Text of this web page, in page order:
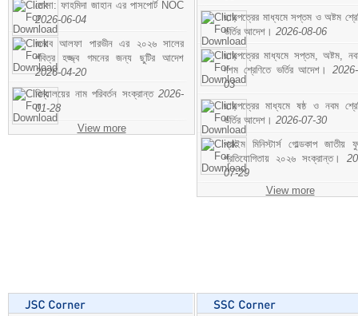
মোসা: ফাহমিদা জাহান এর পাসপোর্ট NOC
2026-06-04
জনাব আলফা পারভীন এর ২০২৬ সালের
পবিত্র হজ্জ্ব গমনের জন্য ছুটির আদেশ
2026-04-20
বিদ্যালয়ের নাম পরিবর্তন সংক্রান্ত 2026-
01-28
View more
ছাড়পত্রের মাধ্যমে সপ্তম ও অষ্টম
ভর্তির আদেশ। 2026-08-06
ছাড়পত্রের মাধ্যমে সপ্তম, অষ্টম,
দশম শ্রেণিতে ভর্তির আদেশ।
03
ছাড়পত্রের মাধ্যমে ষষ্ঠ ও নবম
ভর্তির আদেশ। 2026-07-30
প্রাইম মিনিস্টার্স গোল্ডকাপ জাতীয়
প্রতিযোগিতায় ২০২৬ সংক্রান্ত।
07-29
View more